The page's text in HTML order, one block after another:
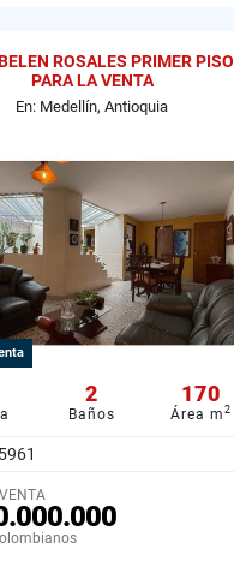
ROSALES PRIMER PISO
PARA LA VENTA
En: Medellín, Antioquia
2
Baños
170
Área m 2